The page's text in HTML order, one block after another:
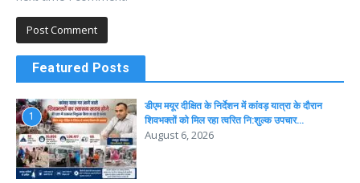
Featured Posts
1
डीएम मयूर दीक्षित के निर्देशन में कांवड़ यात्रा के दौरान
शिवभक्तों को मिल रहा त्वरित नि:शुल्क उपचार…
August 6, 2026